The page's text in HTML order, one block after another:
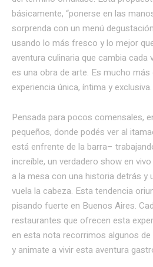
básicamente, “ponerse en las
sorprenda con un menú
usando lo más fresco y lo mejor
aventura culinaria que cambia cada
es una obra de arte. Es mucho
experiencia única, íntima y exclusiva.
Pensada para pocos comensales,
pequeños, donde podés ver al
está enfrente de la barra–
increíble, un verdadero show en
a la mesa con una historia detrás y
vuela la cabeza. Esta tendencia
pisando fuerte en Buenos Aires.
restaurantes que ofrecen esta
en esta nota recorrimos algunos de
y animate a vivir esta aventura